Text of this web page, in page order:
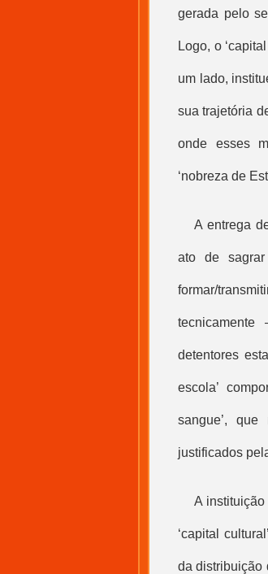
gerada pelo
Logo, o ‘capital
um lado,
sua trajetória
onde esses
‘nobreza de
A entrega
ato de
formar/
detentores
escola’
sangue’, que
justificados
A
‘capital cultural
da distribuição